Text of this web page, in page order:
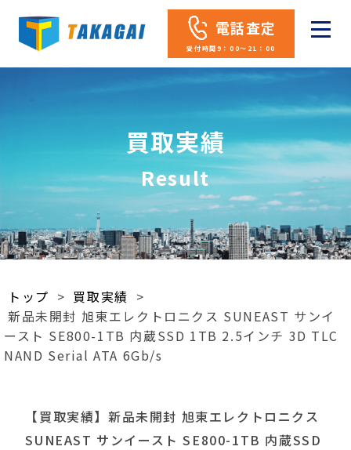
電話査定
受付時間9：00～21：00
買取実績
Result
トップ > 買取実績 >
新品未開封 旭東エレクトロニクス SUNEAST サンイ
ースト SE800-1TB 内蔵SSD 1TB 2.5インチ 3D TLC
NAND Serial ATA 6Gb/s
【買取実績】新品未開封 旭東エレクトロニクス
SUNEAST サンイースト SE800-1TB 内蔵SSD